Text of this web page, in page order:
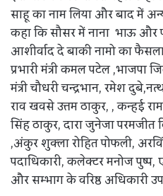
साहू का नाम लिया और बाद में
कहा कि सौसर में नाना भाऊ और
आशीर्वाद दे बाकी नामो का
प्रभारी मंत्री कमल पटेल ,भाजपा
मंत्री चौधरी चन्द्रभान, रमेश
राव खवसे उत्तम ठाकुर, , कन्हई
सिंह ठाकुर, दारा जुनेजा परमजीत
,अंकुर शुक्ला रोहित पोफली,
पदाधिकारी, कलेक्टर मनोज पुष्प,
और सम्भाग के वरिष्ठ अधिकारी